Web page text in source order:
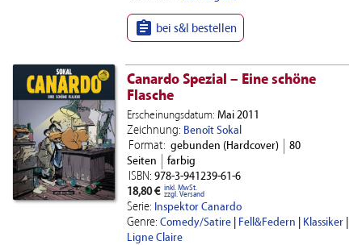
 bei s&l bestellen
Canardo Spezial – Eine schöne
Flasche
Erscheinungsdatum: Mai 2011
Zeichnung: Benoît Sokal
Format: gebunden (Hardcover)
80
Seiten
farbig
ISBN: 978-3-941239-61-6
18,80 € inkl. MwSt.
zzgl. Versand
Serie: Inspektor Canardo
Genre: Comedy/Satire| Fell&Federn Klassiker|
Ligne Claire